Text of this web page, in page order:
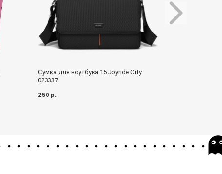
Сумка для ноутбука 15 Joyride City
023337
250 р.